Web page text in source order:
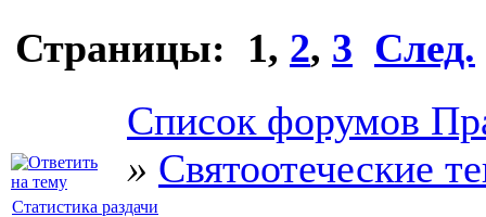
Страницы: 1, 2, 3 След.
Список форумов
» Святоотеческие
Статистика раздачи